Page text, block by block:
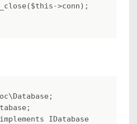
>conn);
IDatabase